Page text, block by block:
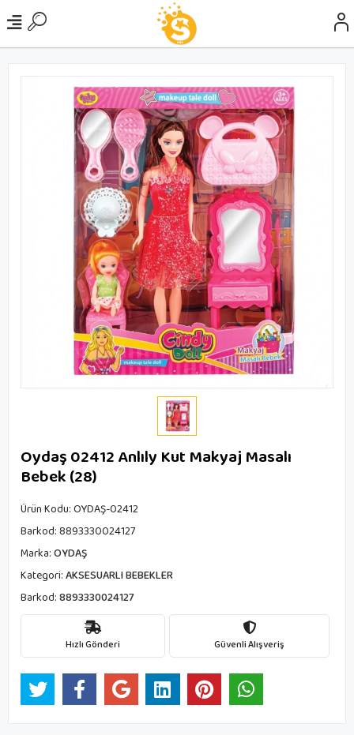
Oydaş 02412 Anlıly Kut Makyaj Masalı
Bebek (28)
Ürün Kodu:OYDAŞ-02412
Barkod:8893330024127
Marka:OYDAŞ
Kategori:AKSESUARLI BEBEKLER
Barkod:8893330024127
Hızlı Gönderi Güvenli Alışveriş